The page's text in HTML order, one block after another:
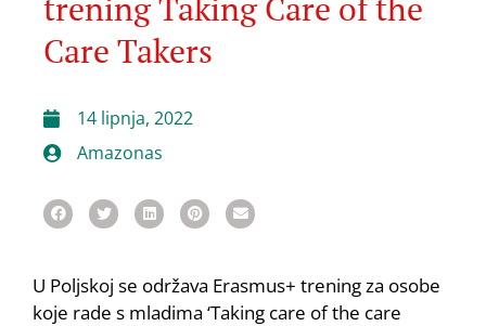
trening Taking Care of the
Care Takers
14 lipnja, 2022
Amazonas
U Poljskoj se održava Erasmus+ trening za osobe
koje rade s mladima ‘Taking care of the care